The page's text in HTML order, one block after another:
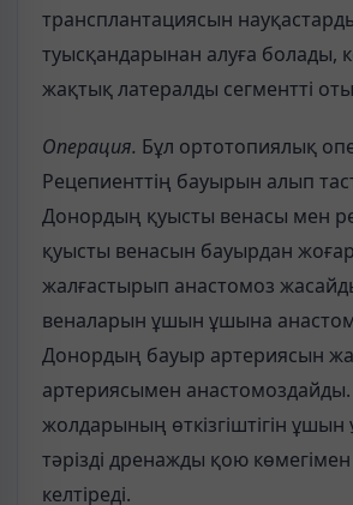
трансплантациясын
туысқандарынан алуға болады,
жақтық латералды сегментті
Операция. Бұл ортотопиялық
Рецепиенттің бауырын алып
Донордың қуысты венасы мен
қуысты венасын бауырдан
жалғастырып анастомоз
веналарын ұшын ұшына
Донордың бауыр артериясын
артериясымен
жолдарының өткізгіштігін ұшын
тәрізді дренажды қою
келтіреді.